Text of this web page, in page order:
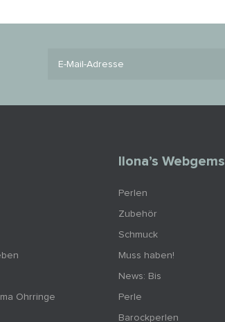
Ohrringe
Ilona’s Webgems
Perlen
Zubehör
Schmuck
Muss haben!
News: Bis
Perle
Barockperlen